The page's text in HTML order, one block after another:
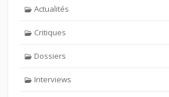
Actualités
Critiques
Dossiers
Interviews